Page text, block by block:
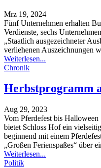
Mrz 19, 2024
Fünf Unternehmen erhalten
Verdienste, sechs
„Staatlich ausgezeichneter
verliehenen Auszeichnungen
Weiterlesen...
Chronik
Herbstprogramm
Aug 29, 2023
Vom Pferdefest bis Halloween
bietet Schloss Hof ein
beginnend mit einem
„Großen Ferienspaßes“ über
Weiterlesen...
Politik